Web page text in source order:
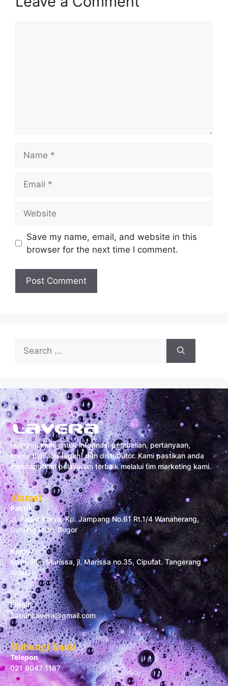
Save my name, email, and website in this
browser for the next time I comment.
Hubungi kami untuk informasi pembelian, pertanyaan,
menjadi dealer (agen) dan distributor. Kami pastikan anda
mendapatkan pelayanan terbaik melalui tim marketing kami.
Alamat
Pabrik :
Jl. Padat Karya, Kp. Jampang No.61 Rt.1/4 Wanaherang,
Gunung Putri, Bogor
Kantor :
Komp Puri Marissa, jl. Marissa no.35, Ciputat. Tangerang
Selatan
Email :
SabunLavera@gmail.com
Hubungi Kami
Telepon
021 8047 1187